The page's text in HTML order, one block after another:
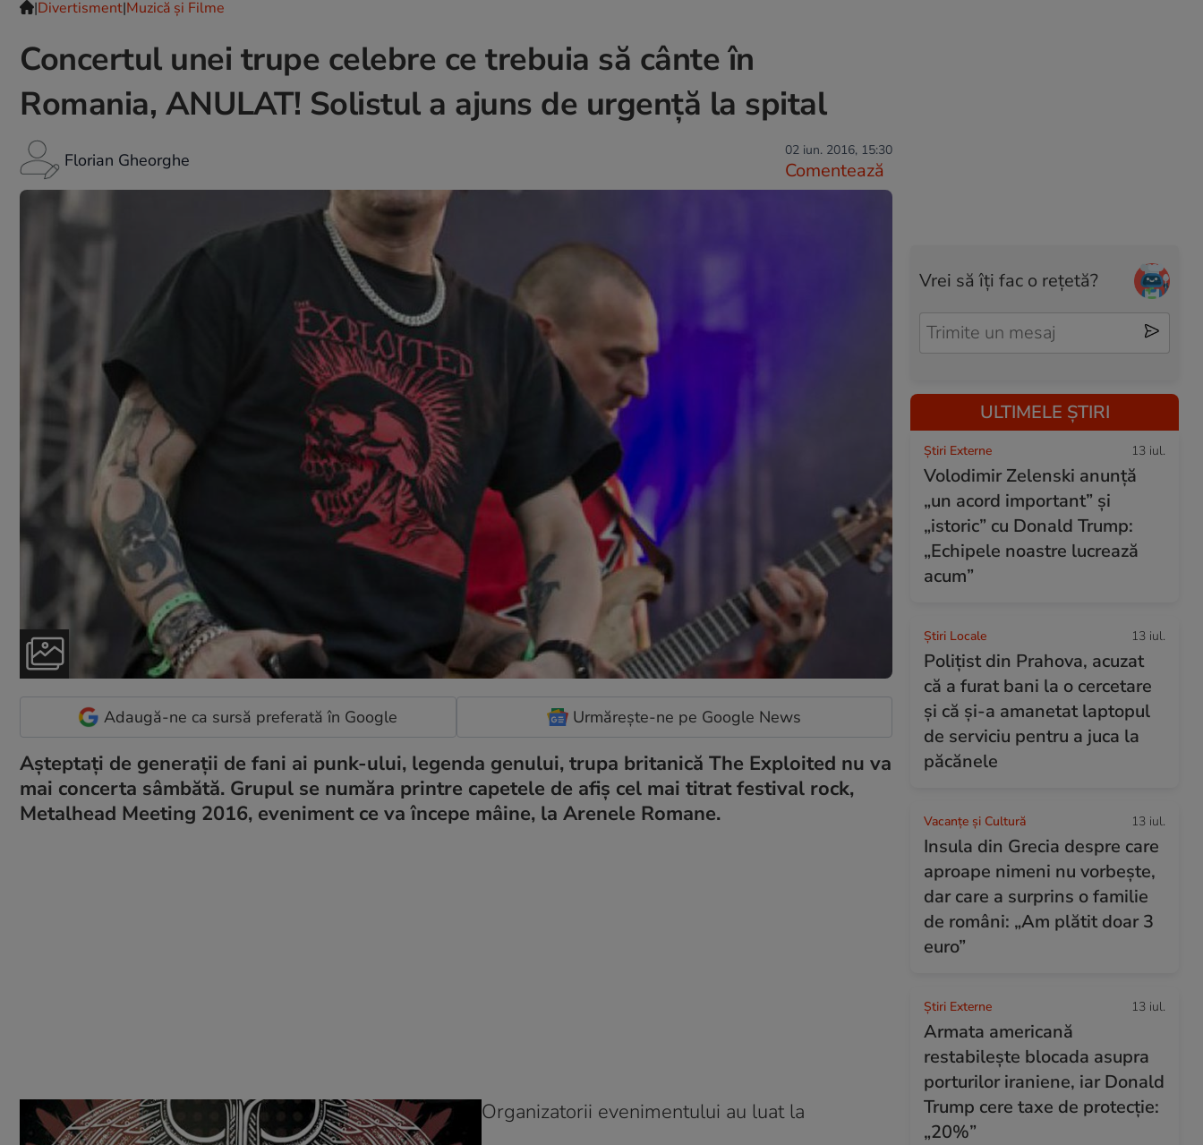
|Divertisment|Muzică și Filme
Concertul unei trupe celebre ce trebuia să cânte în
Romania, ANULAT! Solistul a ajuns de urgență la spital
Florian Gheorghe 02 iun. 2016, 15:30
Comentează
Adaugă-ne ca sursă preferată în Google Urmărește-ne pe Google News
Așteptați de generații de fani ai punk-ului, legenda genului, trupa britanică The Exploited nu va
mai concerta sâmbătă. Grupul se număra printre capetele de afiș cel mai titrat festival rock,
Metalhead Meeting 2016, eveniment ce va începe mâine, la Arenele Romane.
Organizatorii evenimentului au luat la
Vrei să îți fac o rețetă?
ULTIMELE ȘTIRI
Știri Externe 13 iul.
Volodimir Zelenski anunță
„un acord important” și
„istoric” cu Donald Trump:
„Echipele noastre lucrează
acum”
Știri Locale 13 iul.
Polițist din Prahova, acuzat
că a furat bani la o cercetare
și că și-a amanetat laptopul
de serviciu pentru a juca la
păcănele
Vacanțe și Cultură 13 iul.
Insula din Grecia despre care
aproape nimeni nu vorbește,
dar care a surprins o familie
de români: „Am plătit doar 3
euro”
Știri Externe 13 iul.
Armata americană
restabilește blocada asupra
porturilor iraniene, iar Donald
Trump cere taxe de protecție:
„20%”